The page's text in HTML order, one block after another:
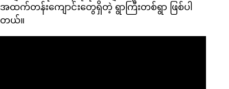
အထက်တန်းကျောင်းတွေရှိတဲ့ ရွာကြီးတစ်ရွာ ဖြစ်ပါ
တယ်။